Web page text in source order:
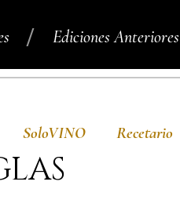
Ediciones Anteriores
/
SoloVINO Recetario